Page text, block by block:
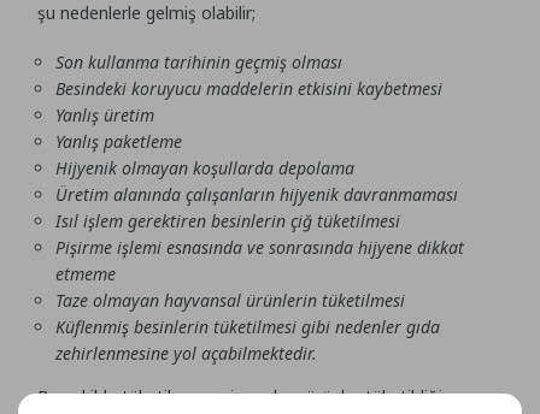
şu nedenlerle gelmiş olabilir;
Son kullanma tarihinin geçmiş olması
Besindeki koruyucu maddelerin etkisini kaybetmesi
Yanlış üretim
Yanlış paketleme
Hijyenik olmayan koşullarda depolama
Üretim alanında çalışanların hijyenik davranmaması
Isıl işlem gerektiren besinlerin çiğ tüketilmesi
Pişirme işlemi esnasında ve sonrasında hijyene dikkat
etmeme
Taze olmayan hayvansal ürünlerin tüketilmesi
Küflenmiş besinlerin tüketilmesi gibi nedenler gıda
zehirlenmesine yol açabilmektedir.
Bu şekilde tüketilmemesi gereken ürünler tüketildiği zaman